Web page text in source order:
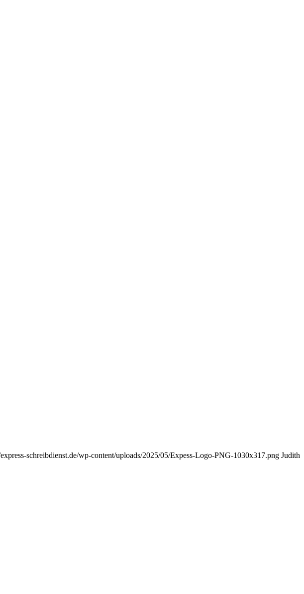
schreibdienst.de/wp-content/uploads/2025/05/Expess-Logo-PNG-1030x317.png Judith